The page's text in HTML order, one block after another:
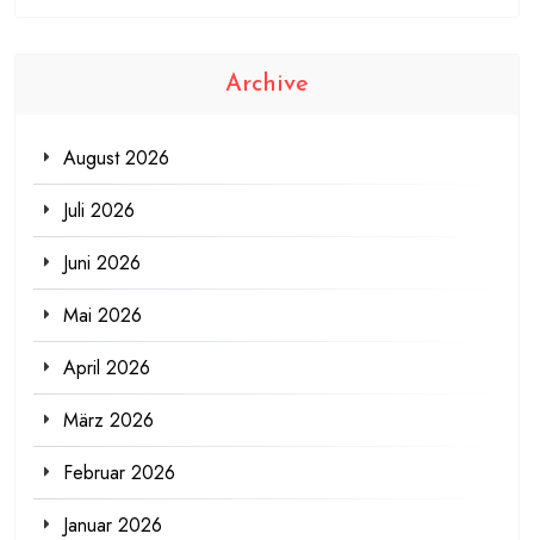
Archive
August 2026
Juli 2026
Juni 2026
Mai 2026
April 2026
März 2026
Februar 2026
Januar 2026